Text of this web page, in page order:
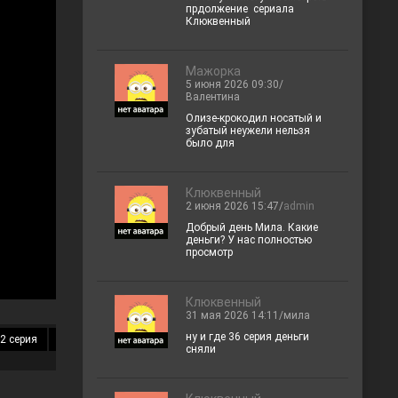
серия 14 серия 15 серия 16 серия
прдолжение сериала
Клюквенный
Мажорка
5 июня 2026 09:30/
Валентина
Олизе-крокодил носатый и
зубатый неужели нельзя
было для
Клюквенный
2 июня 2026 15:47/admin
Добрый день Мила. Какие
деньги? У нас полностью
просмотр
Клюквенный
31 мая 2026 14:11/мила
ну и где 36 серия деньги
сняли